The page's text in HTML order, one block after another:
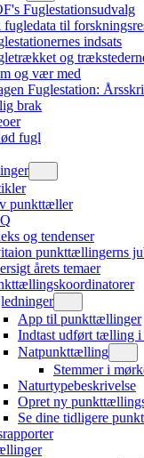
Fuglestationsudvalg
fugledata til
indsats
og
og vær med
Fuglestation:
brak
fugl
punkttæller
og tendenser
punkttællingerns
årets temaer
App til punkttællinger
Indtast udført tælling i
Natpunkttælling
Stemmer i
Naturtypebeskrivelse
Opret ny
Se dine tidligere